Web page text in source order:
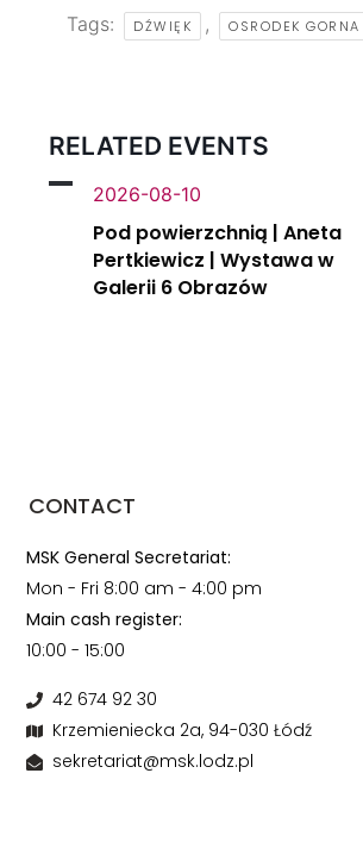
Tags: DŹWIĘK , OSRODEK GORNA
RELATED EVENTS
2026-08-10
Pod powierzchnią | Aneta
Pertkiewicz | Wystawa w
Galerii 6 Obrazów
CONTACT
MSK General Secretariat:
Mon - Fri 8:00 am - 4:00 pm
Main cash register:
10:00 - 15:00
42 674 92 30
Krzemieniecka 2a, 94-030 Łódź
sekretariat@msk.lodz.pl